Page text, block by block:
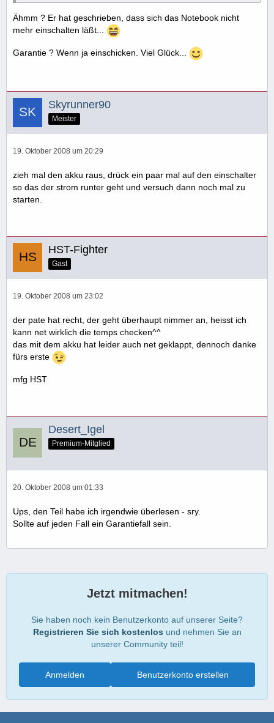
Ähmm ? Er hat geschrieben, dass sich das Notebook nicht
mehr einschalten läßt...
Garantie ? Wenn ja einschicken. Viel Glück...
Skyrunner90
Meister
19. Oktober 2008 um 20:29
zieh mal den akku raus, drück ein paar mal auf den einschalter
so das der strom runter geht und versuch dann noch mal zu
starten.
HST-Fighter
Gast
19. Oktober 2008 um 23:02
der pate hat recht, der geht überhaupt nimmer an, heisst ich
kann net wirklich die temps checken^^
das mit dem akku hat leider auch net geklappt, dennoch danke
fürs erste
mfg HST
Desert_Igel
Premium-Mitglied
20. Oktober 2008 um 01:33
Ups, den Teil habe ich irgendwie überlesen - sry.
Sollte auf jeden Fall ein Garantiefall sein.
Jetzt mitmachen!
Sie haben noch kein Benutzerkonto auf unserer Seite?
Registrieren Sie sich kostenlos und nehmen Sie an
unserer Community teil!
Benutzerkonto erstellen
Anmelden